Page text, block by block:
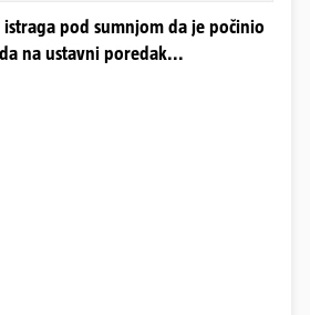
pod sumnjom da je počinio
na ustavni poredak...